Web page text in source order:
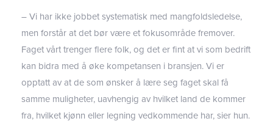
– Vi har ikke jobbet systematisk med mangfoldsledelse,
men forstår at det bør være et fokusområde fremover.
Faget vårt trenger flere folk, og det er fint at vi som bedrift
kan bidra med å øke kompetansen i bransjen. Vi er
opptatt av at de som ønsker å lære seg faget skal få
samme muligheter, uavhengig av hvilket land de kommer
fra, hvilket kjønn eller legning vedkommende har, sier hun.